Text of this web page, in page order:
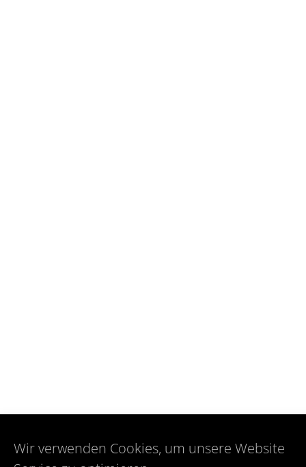
Wir verwenden Cookies, um unsere Website